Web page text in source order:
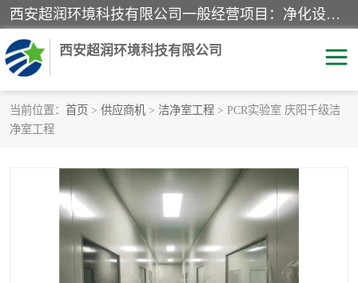
西安超润环境科技有限公司一般经营项目：净化设备、厨房设备、五金机电设备、不锈钢制品、彩钢夹心板、水处理设备的研发、销售；空气净化设备、办公设备、通风设备、建筑材料、金属材料的销售；净化工程、钢结构工程、机电设备工程的设计与施工及技术咨询服务；货物及技术的进出口的业务经营。
西安超润环境科技有限公司
当前位置： 首页 > 供应商机 > 洁净室工程 > PCR实验室 庆阳千级洁
净室工程
洁净手术室
粉尘废气净化 洁净室工程
净化车间工程 GMP车间